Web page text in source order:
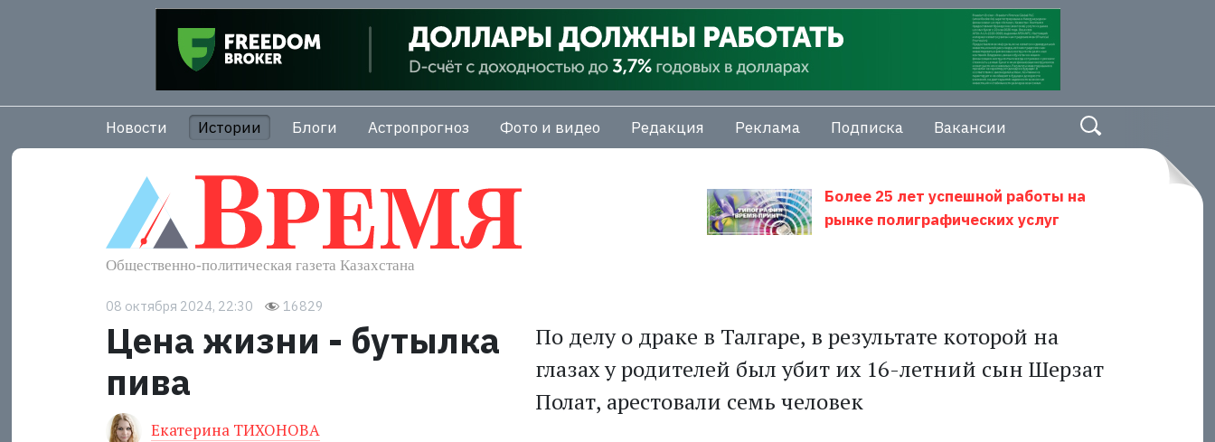
Новости Истории Блоги Астропрогноз Фото и видео Редакция Реклама Подписка Вакансии
Более 25 лет успешной работы на
рынке полиграфических услуг
08 октября 2024, 22:30 16829
Цена жизни - бутылка
пива
Екатерина ТИХОНОВА
По делу о драке в Талгаре, в результате которой на
глазах у родителей был убит их 16-летний сын Шерзат
Полат, арестовали семь человек